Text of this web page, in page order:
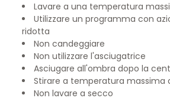
Lavare a una temperatura
Utilizzare un programma con
ridotta
Non candeggiare
Non utilizzare l'asciugatrice
Asciugare all'ombra dopo la
Stirare a temperatura massima
Non lavare a secco